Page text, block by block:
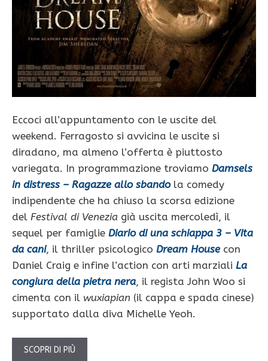
Eccoci all’appuntamento con le uscite del
weekend. Ferragosto si avvicina le uscite si
diradano, ma almeno l’offerta è piuttosto
variegata. In programmazione troviamo Damsels
in distress – Ragazze allo sbandola comedy
indipendente che ha chiuso la scorsa edizione
del Festival di Venezia già uscita mercoledì, il
sequel per famiglie Diario di una schiappa 3 – Vita
da cani, il thriller psicologico Dream Housecon
Daniel Craig e infine l’action con arti marziali La
congiura della pietra nera, il regista John Woo si
cimenta con il wuxiapian (il cappa e spada cinese)
supportato dalla diva Michelle Yeoh.
SCOPRI DI PIÙ